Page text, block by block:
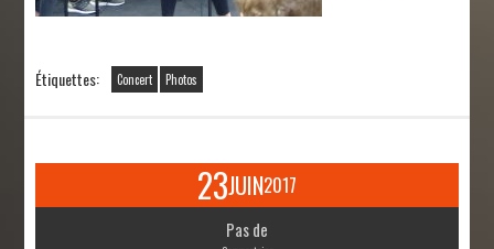
Étiquettes: Concert Photos
23JUIN2017
Pas de